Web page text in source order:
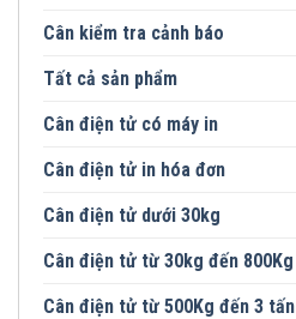
Cân kiểm tra cảnh báo
Tất cả sản phẩm
Cân điện tử có máy in
Cân điện tử in hóa đơn
Cân điện tử dưới 30kg
Cân điện tử từ 30kg đến 800Kg
Cân điện tử từ 500Kg đến 3 tấn